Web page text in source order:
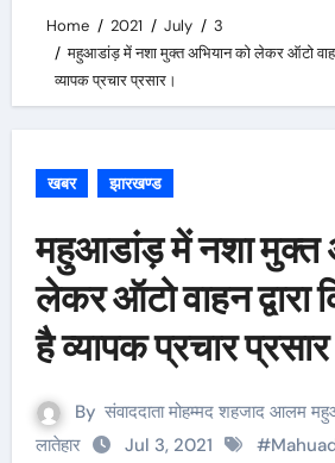
Home 2021 July
3
महुआडांड़ में नशा मुक्त अभियान को लेकर ऑटो वाहन
व्यापक प्रचार प्रसार।
खबर झारखण्ड
महुआडांड़ में नशा मुक्त
लेकर ऑटो वाहन द्वारा
है व्यापक प्रचार
By संवाददाता मोहम्मद शहजाद आलम
लातेहार
Jul 3, 2021 #